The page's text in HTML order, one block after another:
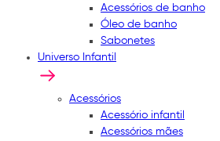
Acessórios de banho
Óleo de banho
Sabonetes
Universo Infantil
Acessórios
Acessório infantil
Acessórios mães